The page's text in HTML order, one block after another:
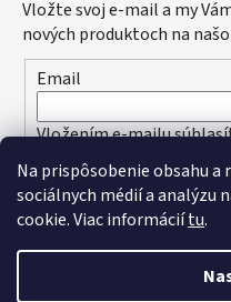
Na prispôsobenie obsahu
sociálnych médií a analýzu
cookie. Viac informáciítu.
Vložte svoj e-mail a my
nových produktoch na
Email
Vložením e-mailu
osobných údajov
PRIHLÁSIŤ SA